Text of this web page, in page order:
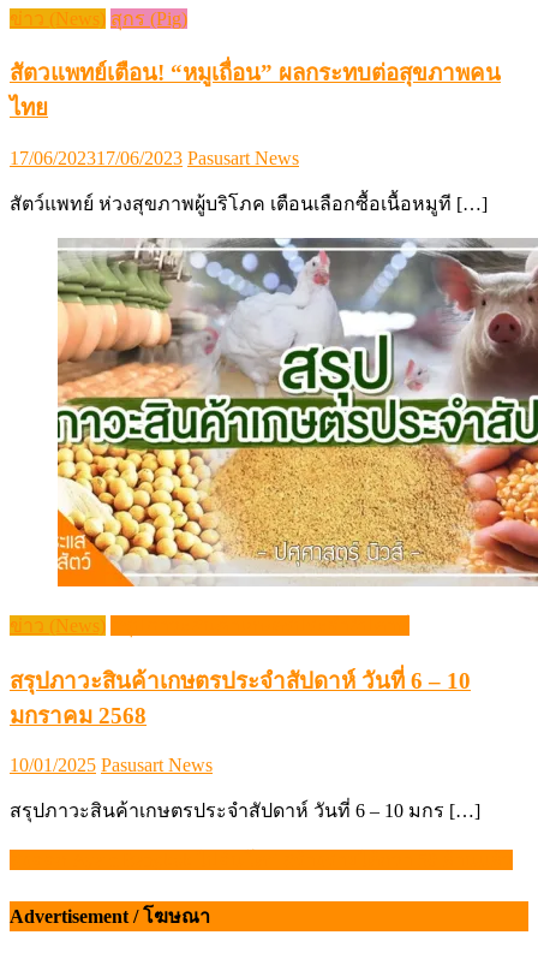
ข่าว (News) สุกร (Pig)
สัตวแพทย์เตือน! “หมูเถื่อน” ผลกระทบต่อสุขภาพคน
ไทย
Posted
17/06/202317/06/2023 Author
Pasusart News
สัตว์แพทย์ ห่วงสุขภาพผู้บริโภค เตือนเลือกซื้อเนื้อหมูที […]
ข่าว (News)
สรุปภาวะสินค้าเกษตรประจำสัปดาห์ วันที่ 6 – 10
มกราคม 2568
Posted
10/01/2025 Author
Pasusart News
สรุปภาวะสินค้าเกษตรประจำสัปดาห์ วันที่ 6 – 10 มกร […]
แนะแนว
เรื่อง
Advertisement / โฆษณา